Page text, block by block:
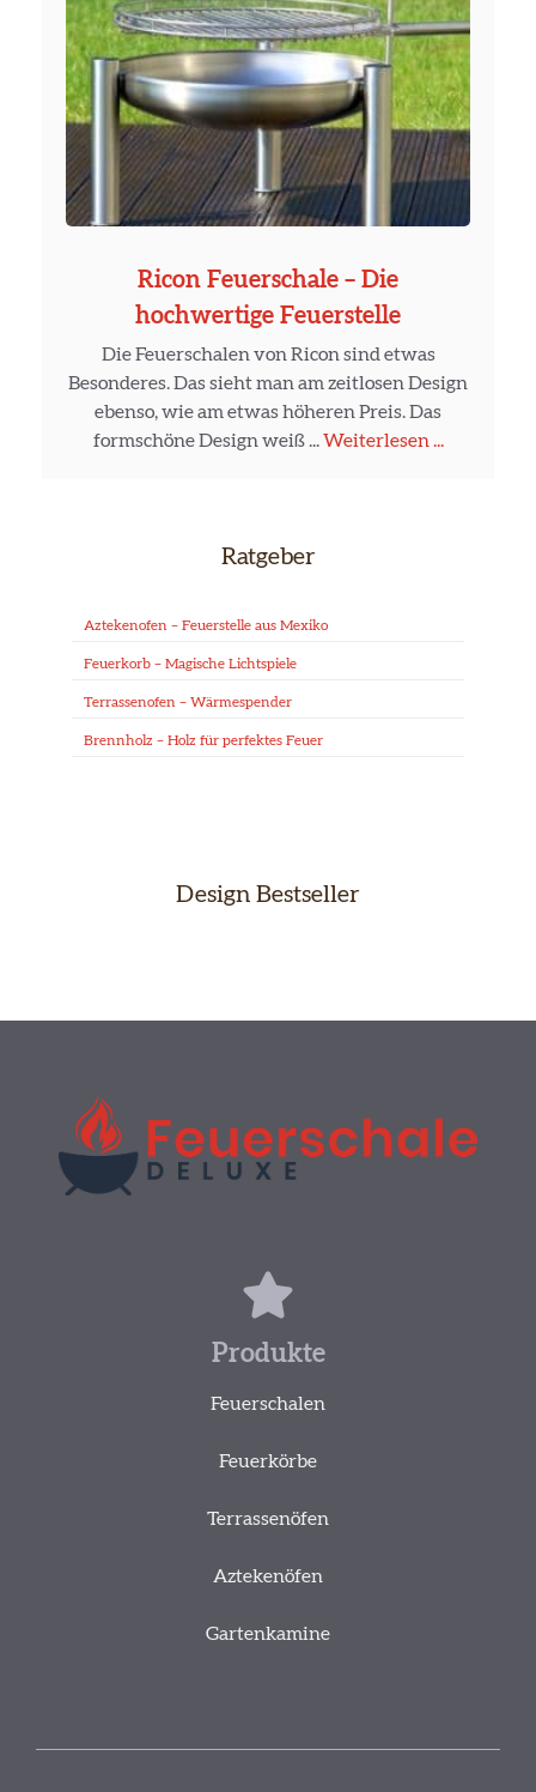
Ricon Feuerschale – Die
hochwertige Feuerstelle
Die Feuerschalen von Ricon sind etwas
Besonderes. Das sieht man am zeitlosen Design
ebenso, wie am etwas höheren Preis. Das
formschöne Design weiß ...Weiterlesen ...
Ratgeber
Aztekenofen – Feuerstelle aus Mexiko
Feuerkorb – Magische Lichtspiele
Terrassenofen – Wärmespender
Brennholz – Holz für perfektes Feuer
Design Bestseller
Produkte
Feuerschalen
Feuerkörbe
Terrassenöfen
Aztekenöfen
Gartenkamine